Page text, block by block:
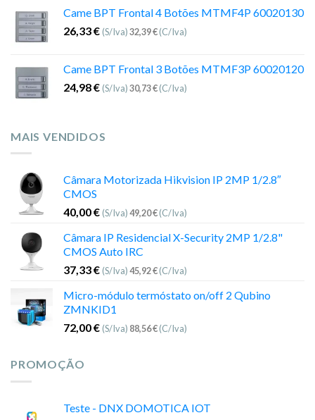
Came BPT Frontal 4 Botões MTMF4P 60020130
26,33€ (S/Iva)32,39€(C/Iva)
Came BPT Frontal 3 Botões MTMF3P 60020120
24,98€ (S/Iva)30,73€(C/Iva)
MAIS VENDIDOS
Câmara Motorizada Hikvision IP 2MP 1/2.8″
CMOS
40,00€ (S/Iva)49,20€(C/Iva)
Câmara IP Residencial X-Security 2MP 1/2.8"
CMOS Auto IRC
37,33€ (S/Iva)45,92€(C/Iva)
Micro-módulo termóstato on/off 2 Qubino
ZMNKID1
72,00€ (S/Iva) 88,56€(C/Iva)
PROMOÇÃO
Teste - DNX DOMOTICA IOT